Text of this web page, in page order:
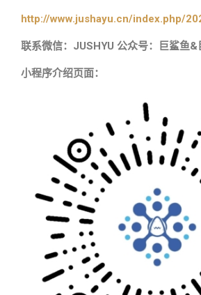
http://www.jushayu.cn/index.php/
联系微信：JUSHYU 公众号：巨鲨鱼&
小程序介绍页面：